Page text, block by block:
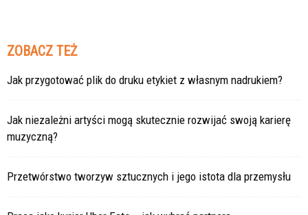
ZOBACZ TEŻ
Jak przygotować plik do druku etykiet z własnym nadrukiem?
Jak niezależni artyści mogą skutecznie rozwijać swoją karierę
muzyczną?
Przetwórstwo tworzyw sztucznych i jego istota dla przemysłu